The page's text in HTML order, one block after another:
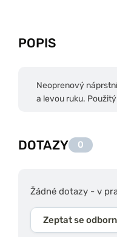
POPIS
Neoprenový
a levou ruku.
DOTAZY 0
Žádné dotazy - v
Zeptat se